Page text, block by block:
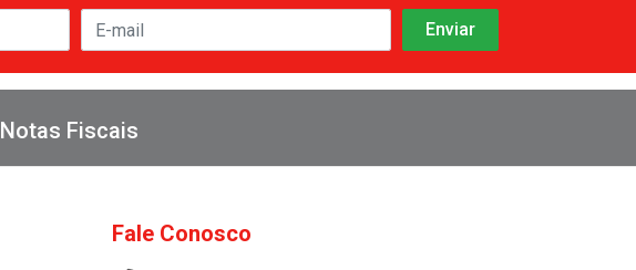
Notas Fiscais
Fale Conosco